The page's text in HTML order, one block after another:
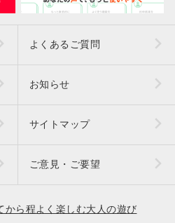
よくあるご質問
お知らせ
サイトマップ
ご意見・ご要望
から程よく楽しむ大人の遊び